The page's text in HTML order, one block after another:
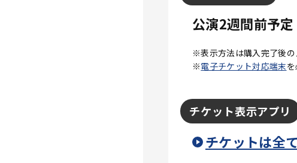
公演2週間前予定
※表示方法は購入完了後
※電子チケット対応端末
チケット表示アプリ
チケットは全